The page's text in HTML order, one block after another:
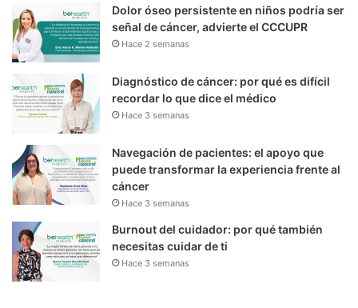
Dolor óseo persistente en niños podría ser
señal de cáncer, advierte el CCCUPR
Hace 2 semanas
Diagnóstico de cáncer: por qué es difícil
recordar lo que dice el médico
Hace 3 semanas
Navegación de pacientes: el apoyo que
puede transformar la experiencia frente al
cáncer
Hace 3 semanas
Burnout del cuidador: por qué también
necesitas cuidar de ti
Hace 3 semanas